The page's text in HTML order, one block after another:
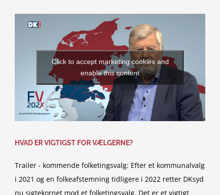
Click to accept marketing cookies and
enable this content
HVAD ER VIGTIGST FOR VÆLGERNE?
Trailer - kommende folketingsvalg: Efter et kommunalvalg
i 2021 og en folkeafstemning tidligere i 2022 retter DKsyd
nu sigtekornet mod et folketingsvalg. Det er et vigtigt